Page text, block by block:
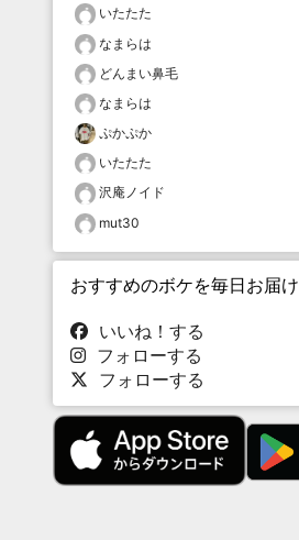
いたたた
なまらは
どんまい鼻毛
なまらは
ぷかぷか
いたたた
沢庵ノイド
mut30
おすすめのボケを毎日お届け
いいね！する
フォローする
フォローする